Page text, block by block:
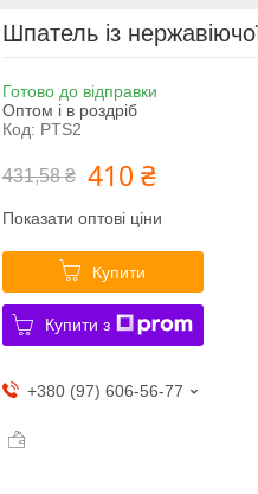
Шпатель із
Готово до відправки
Оптом і в роздріб
Код: PTS2
431,58 ₴ 410 ₴
Показати оптові ціни
Купити
Купити з
+380 (97) 606-56-77